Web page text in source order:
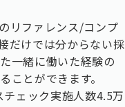
リファレンス/コンプ
だけでは分からない採
一緒に働いた経験の
とができます。
ェック実施人数4.5万